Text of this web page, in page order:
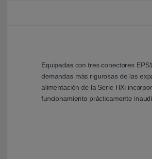
Equipadas con tres conectores
demandas más rigurosas de las
alimentación de la Serie HXi
funcionamiento prácticamente